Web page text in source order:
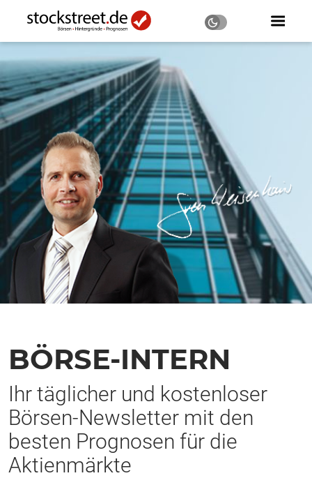
BÖRSE-INTERN
Ihr täglicher und kostenloser
Börsen-Newsletter mit den
besten Prognosen für die
Aktienmärkte